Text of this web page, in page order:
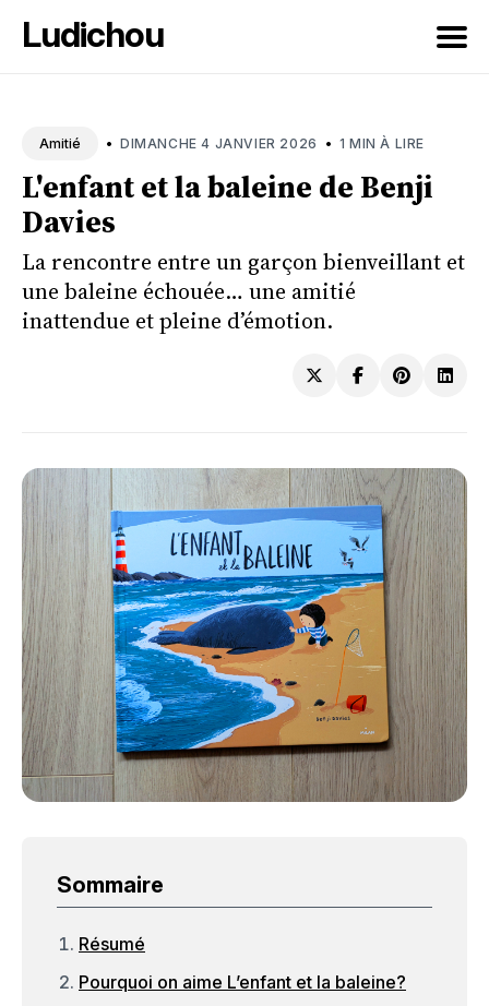
Ludichou
blog
Amitié • DIMANCHE 4 JANVIER 2026 • 1 MIN À LIRE
L'enfant et la baleine de Benji
Davies
La rencontre entre un garçon bienveillant et
une baleine échouée… une amitié
inattendue et pleine d’émotion.
Sommaire
Résumé
Pourquoi on aime L’enfant et la baleine?